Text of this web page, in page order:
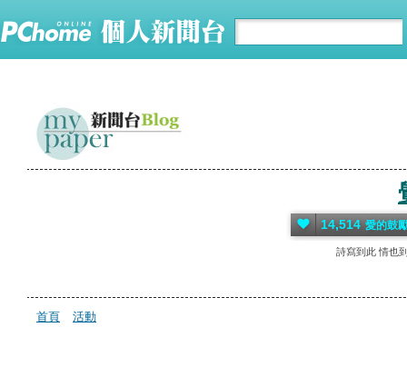
詩寫到此 情也
14,514 愛的鼓
首頁 活動